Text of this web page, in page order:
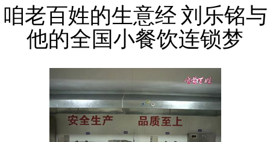
咱老百姓的生意经 刘乐铭与
他的全国小餐饮连锁梦